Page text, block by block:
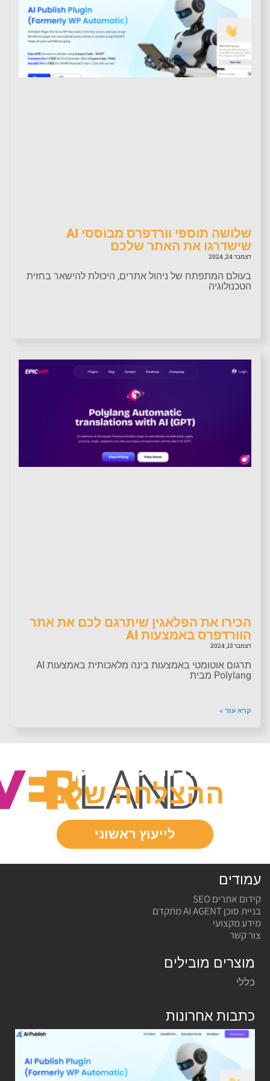
שלושה תוספי וורדפרס מבוססי AI
שישדרגו את האתר שלכם
דצמבר 24, 2024
בעולם המתפתח של ניהול אתרים, היכולת להישאר בחזית
הטכנולוגיה
קרא עוד »
הכירו את הפלאגין שיתרגם לכם את אתר
הוורדפרס באמצעות AI
דצמבר 13, 2024
תרגום אוטומטי באמצעות בינה מלאכותית באמצעות AI
Polylang מבית
קרא עוד »
המותג שלך
ההצלחה שלנו
לייעוץ ראשוני
עמודים
קידום אתרים SEO
בניית סוכן AI AGENT מתקדם
מידע מקצועי
צור קשר
מוצרים מובילים
כללי
כתבות אחרונות